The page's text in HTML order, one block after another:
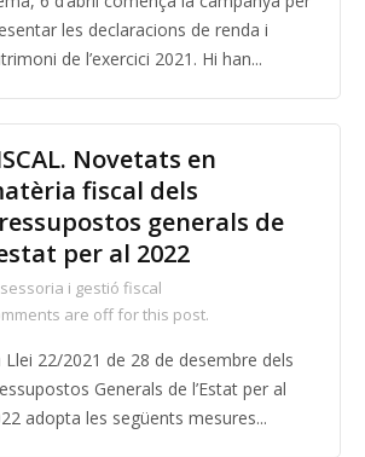
les declaracions de renda i
de l’exercici 2021. Hi han...
Novetats en
fiscal dels
generals de
per al 2022
i gestió fiscal
are off for this post.
Llei 22/2021 de 28 de desembre dels
Generals de l’Estat per al
adopta les següents mesures...